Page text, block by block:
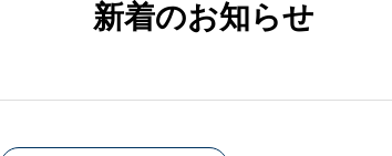
新着のお知らせ